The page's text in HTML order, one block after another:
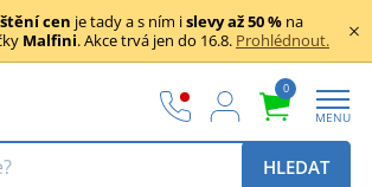
cen je tady a s ním islevy až 50 % na
Malfini. Akce trvá jen do 16.8. Prohlédnout.
0
MENU
HLEDAT